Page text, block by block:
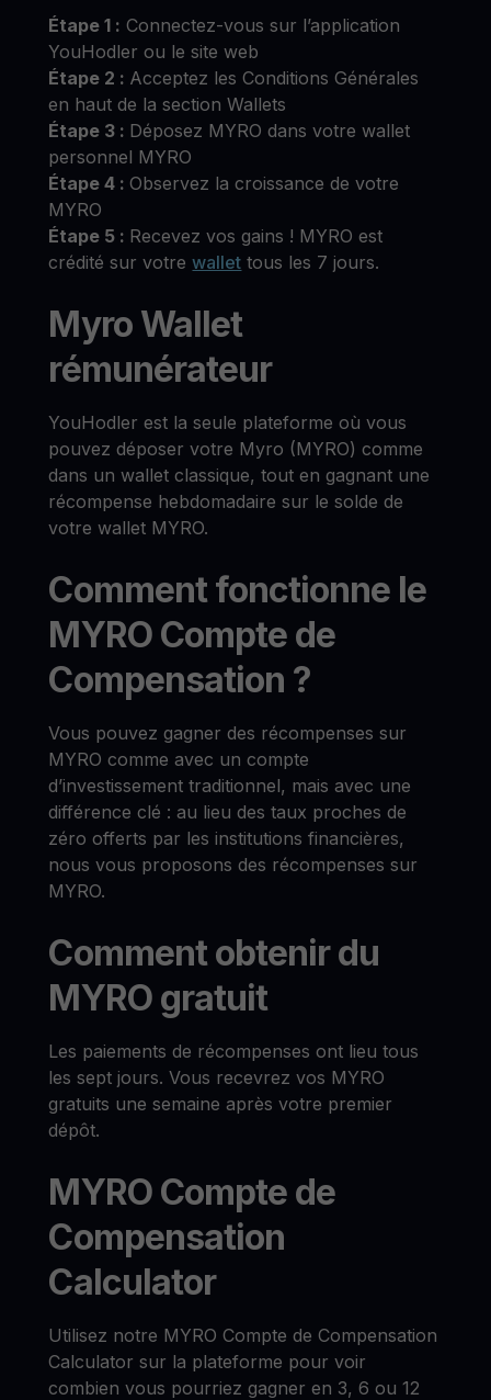
Étape 1 : Connectez-vous sur l’application
YouHodler ou le site web
Étape 2 : Acceptez les Conditions Générales
en haut de la section Wallets
Étape 3 : Déposez MYRO dans votre wallet
personnel MYRO
Étape 4 :Observez la croissance de votre
MYRO
Étape 5 : Recevez vos gains ! MYRO est
crédité sur votrewallet tous les 7 jours.
Myro Wallet
rémunérateur
YouHodler est la seule plateforme où vous
pouvez déposer votre Myro (MYRO) comme
dans un wallet classique, tout en gagnant une
récompense hebdomadaire sur le solde de
votre wallet MYRO.
Comment fonctionne le
MYRO Compte de
Compensation ?
Vous pouvez gagner des récompenses sur
MYRO comme avec un compte
d’investissement traditionnel, mais avec une
différence clé : au lieu des taux proches de
zéro offerts par les institutions financières,
nous vous proposons des récompenses sur
MYRO.
Comment obtenir du
MYRO gratuit
Les paiements de récompenses ont lieu tous
les sept jours. Vous recevrez vos MYRO
gratuits une semaine après votre premier
dépôt.
MYRO Compte de
Compensation
Calculator
Utilisez notre MYRO Compte de Compensation
Calculator sur la plateforme pour voir
combien vous pourriez gagner en 3, 6 ou 12